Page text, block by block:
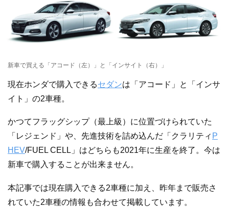
新車で買える「アコード（左）」と「インサイト（右）」
現在ホンダで購入できるセダンは「アコード」と「インサ
イト」の2車種。
かつてフラッグシップ（最上級）に位置づけられていた
「レジェンド」や、先進技術を詰め込んだ「クラリティ P
HEV/FUEL CELL」はどちらも2021年に生産を終了。今は
新車で購入することが出来ません。
本記事では現在購入できる2車種に加え、昨年まで販売さ
れていた2車種の情報も合わせて掲載しています。